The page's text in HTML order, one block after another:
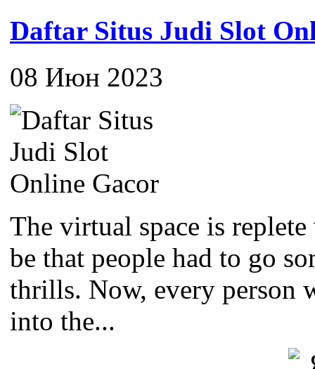
Daftar Situs Judi Slot
08 Июн 2023
The virtual space is
be that people had to go
thrills. Now, every person
into the...